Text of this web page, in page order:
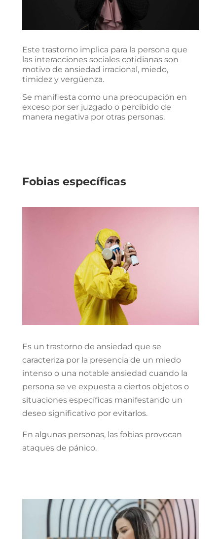
Este trastorno implica para la persona que
las interacciones sociales cotidianas son
motivo de ansiedad irracional, miedo,
timidez y vergüenza.
Se manifiesta como una preocupación en
exceso por ser juzgado o percibido de
manera negativa por otras personas.
Fobias específicas
Es un trastorno de ansiedad que se
caracteriza por la presencia de un miedo
intenso o una notable ansiedad cuando la
persona se ve expuesta a ciertos objetos o
situaciones específicas manifestando un
deseo significativo por evitarlos.
En algunas personas, las fobias provocan
ataques de pánico.